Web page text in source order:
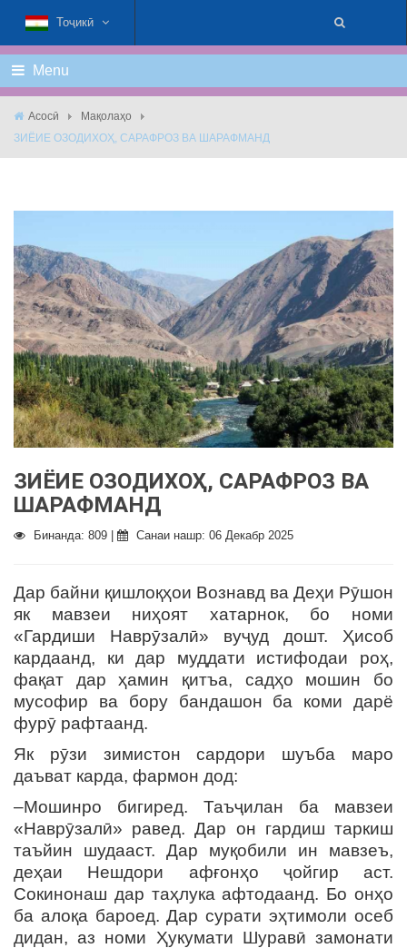
Тоҷикӣ
Menu
Асосӣ
Мақолаҳо
ЗИЁИЕ ОЗОДИХОҲ, САРАФРОЗ ВА ШАРАФМАНД
ЗИЁИЕ ОЗОДИХОҲ, САРАФРОЗ ВА
ШАРАФМАНД
Бинанда: 809 | Санаи нашр: 06 Декабр 2025
Дар байни қишлоқҳои Вознавд ва Деҳи Рӯшон
як мавзеи ниҳоят хатарнок, бо номи
«Гардиши Наврӯзалӣ» вуҷуд дошт. Ҳисоб
кардаанд, ки дар муддати истифодаи роҳ,
фақат дар ҳамин қитъа, садҳо мошин бо
мусофир ва бору бандашон ба коми дарё
фурӯ рафтаанд.
Як рӯзи зимистон сардори шуъба маро
даъват карда, фармон дод:
–Мошинро бигиред. Таъҷилан ба мавзеи
«Наврӯзалӣ» равед. Дар он гардиш таркиш
таъйин шудааст. Дар муқобили ин мавзеъ,
деҳаи Нешдори афғонҳо ҷойгир аст.
Сокинонаш дар таҳлука афтодаанд. Бо онҳо
ба алоқа бароед. Дар сурати эҳтимоли осеб
дидан, аз номи Ҳукумати Шуравӣ замонати